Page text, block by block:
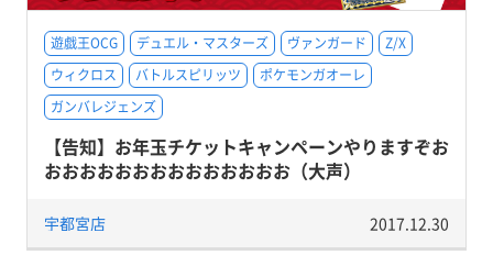
遊戯王OCG デュエル・マスターズ ヴァンガード
Z/X
ウィクロス
バトルスピリッツ
ポケモンガオーレ
ガンバレジェンズ
【告知】お年玉チケットキャンペーンやりますぞお
おおおおおおおおおおおおおお（大声）
宇都宮店 2017.12.30